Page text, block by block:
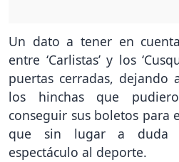
Un dato a tener en
entre ‘Carlistas’ y los
puertas cerradas, dejando
los hinchas que
conseguir sus boletos
que sin lugar a duda
espectáculo al deporte.